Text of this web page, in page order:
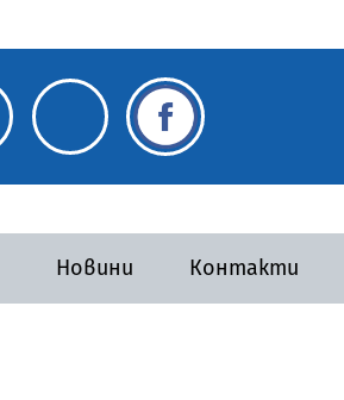
Новини Контакти